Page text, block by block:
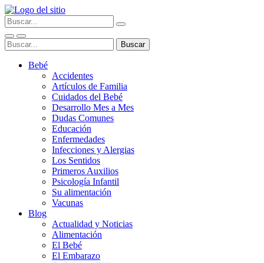
Bebé
Accidentes
Artículos de Familia
Cuidados del Bebé
Desarrollo Mes a Mes
Dudas Comunes
Educación
Enfermedades
Infecciones y Alergias
Los Sentidos
Primeros Auxilios
Psicología Infantil
Su alimentación
Vacunas
Blog
Actualidad y Noticias
Alimentación
El Bebé
El Embarazo